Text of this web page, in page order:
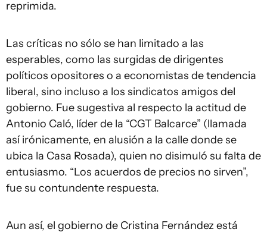
reprimida.
Las críticas no sólo se han limitado a las
esperables, como las surgidas de dirigentes
políticos opositores o a economistas de tendencia
liberal, sino incluso a los sindicatos amigos del
gobierno. Fue sugestiva al respecto la actitud de
Antonio Caló, líder de la “CGT Balcarce” (llamada
así irónicamente, en alusión a la calle donde se
ubica la Casa Rosada), quien no disimuló su falta de
entusiasmo. “Los acuerdos de precios no sirven”,
fue su contundente respuesta.
Aun así, el gobierno de Cristina Fernández está